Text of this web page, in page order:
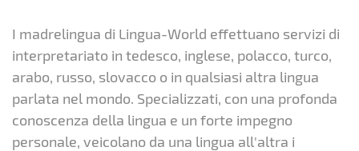
I madrelingua di Lingua-World effettuano servizi di
interpretariato in tedesco, inglese, polacco, turco,
arabo, russo, slovacco o in qualsiasi altra lingua
parlata nel mondo. Specializzati, con una profonda
conoscenza della lingua e un forte impegno
personale, veicolano da una lingua all'altra i